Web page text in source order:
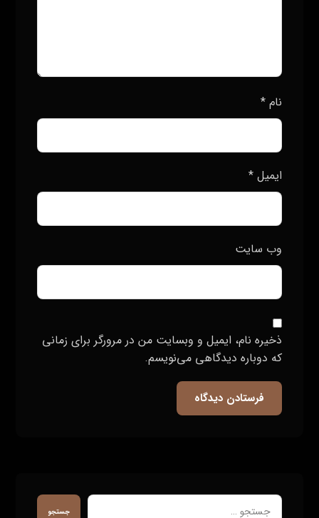
نام*
ایمیل*
وب‌ سایت
ذخیره نام، ایمیل و وبسایت من در مرورگر برای زمانی
که دوباره دیدگاهی می‌نویسم.
فرستادن دیدگاه
جستجو